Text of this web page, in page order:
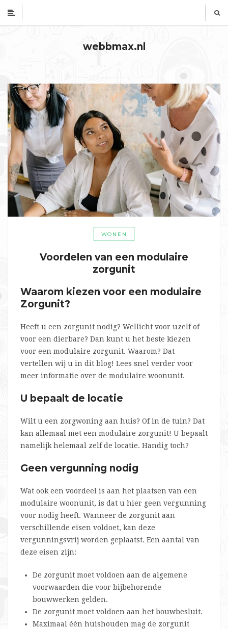
webbmax.nl
WONEN
Voordelen van een modulaire
zorgunit
Waarom kiezen voor een modulaire
Zorgunit?
Heeft u een zorgunit nodig? Wellicht voor uzelf of
voor een dierbare? Dan kunt u het beste kiezen
voor een modulaire zorgunit. Waarom? Dat
vertellen wij u in dit blog! Lees snel verder voor
meer informatie over de modulaire woonunit.
U bepaalt de locatie
Wilt u een zorgwoning aan huis? Of in de tuin? Dat
kan allemaal met een modulaire zorgunit! U bepaalt
namelijk helemaal zelf de locatie. Handig toch?
Geen vergunning nodig
Wat ook een voordeel is aan het plaatsen van een
modulaire woonunit, is dat u hier geen vergunning
voor nodig heeft. Wanneer de zorgunit aan
verschillende eisen voldoet, kan deze
vergunningsvrij worden geplaatst. Een aantal van
deze eisen zijn:
De zorgunit moet voldoen aan de algemene
voorwaarden die voor bijbehorende
bouwwerken gelden.
De zorgunit moet voldoen aan het bouwbesluit.
Maximaal één huishouden mag de zorgunit